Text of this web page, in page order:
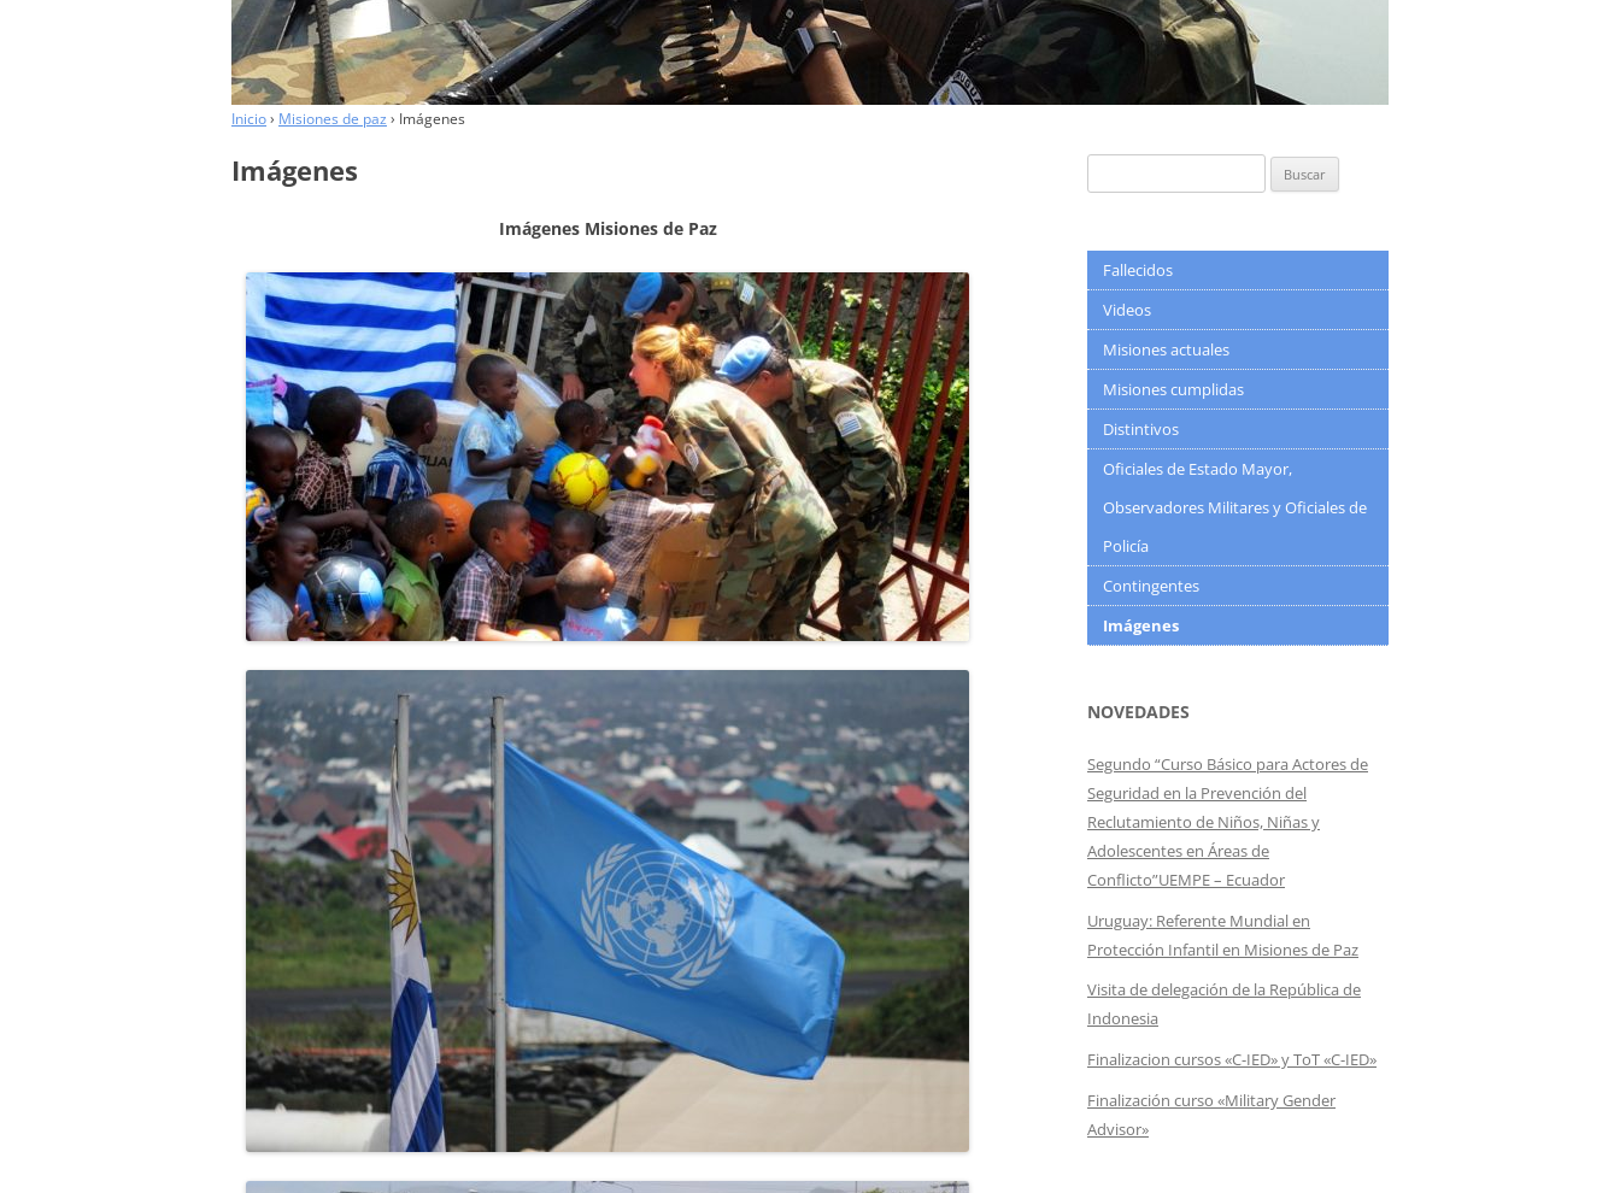
COLABORADORES
OFICIALES DE POLICÍA
CONTINGENTES
Inicio › Misiones de paz › Imágenes
Imágenes
Imágenes Misiones de Paz
Fallecidos
Videos
Misiones actuales
Misiones cumplidas
Distintivos
Oficiales de Estado Mayor,
Observadores Militares y Oficiales de
Policía
Contingentes
Imágenes
NOVEDADES
Segundo “Curso Básico para Actores de
Seguridad en la Prevención del
Reclutamiento de Niños, Niñas y
Adolescentes en Áreas de
Conflicto”UEMPE – Ecuador
Uruguay: Referente Mundial en
Protección Infantil en Misiones de Paz
Visita de delegación de la República de
Indonesia
Finalizacion cursos «C-IED» y ToT «C-IED»
Finalización curso «Military Gender
Advisor»